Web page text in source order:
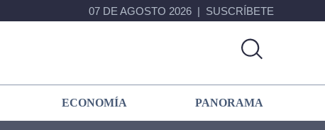
07 DE AGOSTO 2026 SUSCRÍBETE
ECONOMÍA PANORAMA